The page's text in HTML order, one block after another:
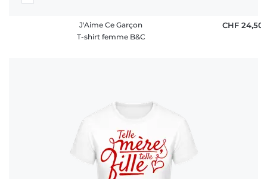
J'Aime Ce Garçon
T-shirt femme B&C
CHF 24,50